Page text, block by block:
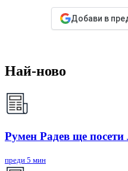
Добави в
Най-ново
Румен Радев ще
преди 5 мин